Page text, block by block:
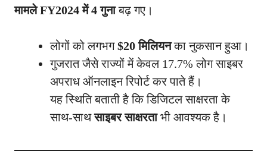
मामले FY2024 में 4 गुनाबढ़ गए।
लोगों को लगभग$20 मिलियनका नुकसान हुआ।
गुजरात जैसे राज्यों में केवल 17.7% लोग साइबर
अपराध ऑनलाइन रिपोर्ट कर पाते हैं।
यह स्थिति बताती है कि डिजिटल साक्षरता के
साथ-साथसाइबर साक्षरताभी आवश्यक है।